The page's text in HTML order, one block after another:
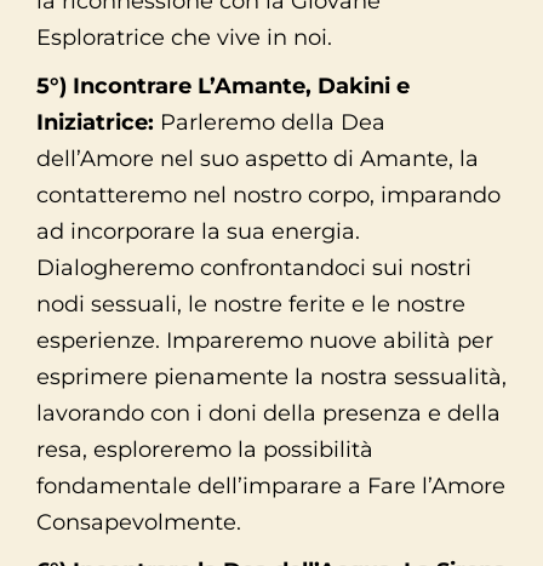
Esploratrice che vive in noi.
5°) Incontrare L’Amante, Dakini e
Iniziatrice: Parleremo della Dea
dell’Amore nel suo aspetto di Amante, la
contatteremo nel nostro corpo, imparando
ad incorporare la sua energia.
Dialogheremo confrontandoci sui nostri
nodi sessuali, le nostre ferite e le nostre
esperienze. Impareremo nuove abilità per
esprimere pienamente la nostra sessualità,
lavorando con i doni della presenza e della
resa, esploreremo la possibilità
fondamentale dell’imparare a Fare l’Amore
Consapevolmente.